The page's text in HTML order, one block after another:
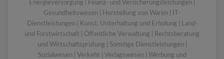
Energieversorgung | Finanz- und Versicherungsleistungen |
Gesundheitswesen | Herstellung von Waren | IT-
Dienstleistungen | Kunst, Unterhaltung und Erholung | Land-
und Forstwirtschaft | Öffentliche Verwaltung | Rechtsberatung
und Wirtschaftsprüfung | Sonstige Dienstleistungen |
Sozialwesen | Verkehr | Verlagswesen | Werbung und